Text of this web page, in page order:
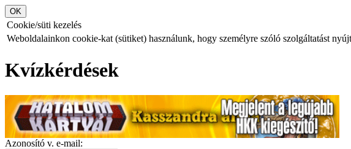
Cookie/süti kezelés
Weboldalainkon cookie-kat (sütiket) használunk, hogy személyre szóló szolgáltatást
Kvízkérdések
Azonosító v. e-mail: